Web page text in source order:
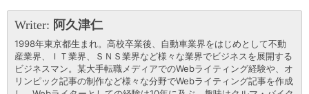
Writer: 阿久津仁
1998年東京都生まれ。高校卒業後、自動車業界をはじめとして不動
産業界、ＩＴ業界、ＳＮＳ業界など様々な業界でビジネスを展開する
ビジネスマン。某大手転職メディアでのWebライティング経験や、オ
リンピック記事の制作など様々な分野でWebライティング記事を作成